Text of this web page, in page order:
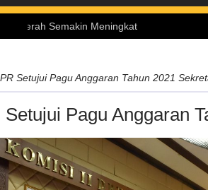
Semakin Meningkat
Setujui Pagu Anggaran Tahun 2021
Pagu Anggaran